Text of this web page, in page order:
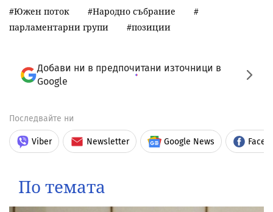
Южен поток
Народно събрание
парламентарни групи
позиции
Добави ни в предпочитани източници в
Google
Последвайте ни
Viber Newsletter Google News
По темата